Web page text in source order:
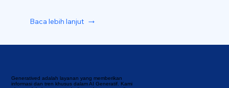
Generatived adalah layanan yang memberikan
informasi dan tren khusus dalam AI Generatif. Kami
Baca lebih lanjut